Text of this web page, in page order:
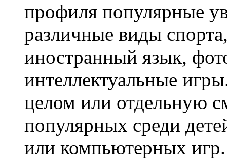
профиля популярные
различные виды
иностранный язык,
интеллектуальные
целом или отдельную
популярных среди
или компьютерных